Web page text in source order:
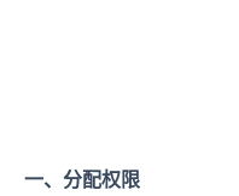
一、分配权限